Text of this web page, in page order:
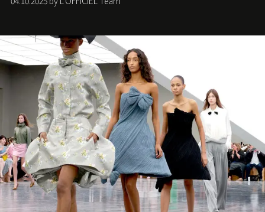
難已救回，開雲集團任命成功曾翻轉 Balenciaga 的愛將
團市值一日蒸發 30 億美元，大眾擔心走得太前的 Demna
會忽略品牌的美學基礎，最後變成三不像。而從剛剛推出
的首作所造成的話題及關注度，我們便知道 Demna 沒這麼
簡單，一個嶄新的 Gucci 時代已經展開！